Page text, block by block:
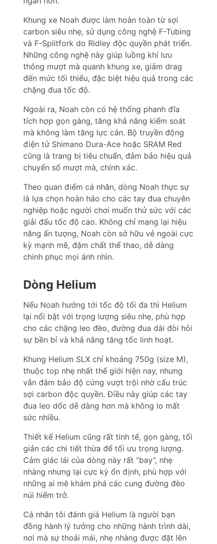
Khung xe Noah được làm hoàn toàn từ sợi
carbon siêu nhẹ, sử dụng công nghệ F-Tubing
và F-Splitfork do Ridley độc quyền phát triển.
Những công nghệ này giúp luồng khí lưu
thông mượt mà quanh khung xe, giảm drag
đến mức tối thiểu, đặc biệt hiệu quả trong các
chặng đua tốc độ.
Ngoài ra, Noah còn có hệ thống phanh đĩa
tích hợp gọn gàng, tăng khả năng kiểm soát
mà không làm tăng lực cản. Bộ truyền động
điện tử Shimano Dura-Ace hoặc SRAM Red
cũng là trang bị tiêu chuẩn, đảm bảo hiệu quả
chuyển số mượt mà, chính xác.
Theo quan điểm cá nhân, dòng Noah thực sự
là lựa chọn hoàn hảo cho các tay đua chuyên
nghiệp hoặc người chơi muốn thử sức với các
giải đấu tốc độ cao. Không chỉ mang lại hiệu
năng ấn tượng, Noah còn sở hữu vẻ ngoài cực
kỳ mạnh mẽ, đậm chất thể thao, dễ dàng
chinh phục mọi ánh nhìn.
Dòng Helium
Nếu Noah hướng tới tốc độ tối đa thì Helium
lại nổi bật với trọng lượng siêu nhẹ, phù hợp
cho các chặng leo đèo, đường đua dài đòi hỏi
sự bền bỉ và khả năng tăng tốc linh hoạt.
Khung Helium SLX chỉ khoảng 750g (size M),
thuộc top nhẹ nhất thế giới hiện nay, nhưng
vẫn đảm bảo độ cứng vượt trội nhờ cấu trúc
sợi carbon độc quyền. Điều này giúp các tay
đua leo dốc dễ dàng hơn mà không lo mất
sức nhiều.
Thiết kế Helium cũng rất tinh tế, gọn gàng, tối
giản các chi tiết thừa để tối ưu trọng lượng.
Cảm giác lái của dòng này rất “bay”, nhẹ
nhàng nhưng lại cực kỳ ổn định, phù hợp với
những ai mê khám phá các cung đường đèo
núi hiểm trở.
Cá nhân tôi đánh giá Helium là người bạn
đồng hành lý tưởng cho những hành trình dài,
nơi mà sự thoải mái, nhẹ nhàng được đặt lên